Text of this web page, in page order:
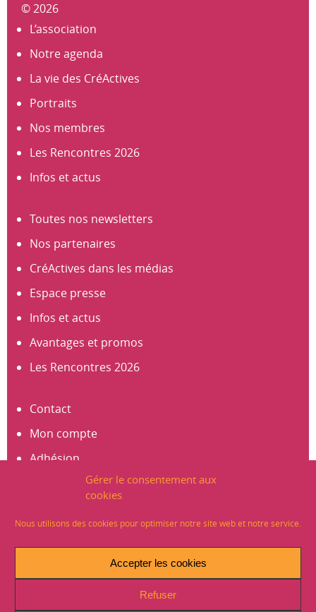
Gérer le consentement aux
cookies
Nous utilisons des cookies pour optimiser notre site web et notre service.
Accepter les cookies
Refuser
© 2026
L’association
Notre agenda
La vie des CréActives
Portraits
Nos membres
Les Rencontres 2026
Infos et actus
Toutes nos newsletters
Nos partenaires
CréActives dans les médias
Espace presse
Infos et actus
Avantages et promos
Les Rencontres 2026
Contact
Mon compte
Adhésion
S’abonner à la newsletter
Mentions légales